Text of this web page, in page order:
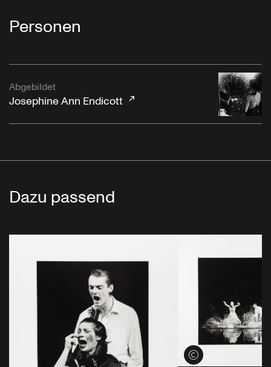
Personen
Abgebildet
Josephine Ann Endicott
Dazu passend
Credits öffnen